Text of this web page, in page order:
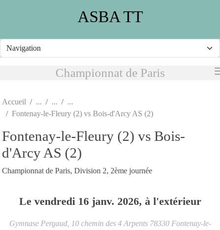
ASBA TT
Championnat de Paris
Accueil
Fontenay-le-Fleury (2) vs Bois-d'Arcy AS (2)
Fontenay-le-Fleury (2) vs Bois-
d'Arcy AS (2)
Championnat de Paris, Division 2, 2ème journée
Le vendredi 16 janv. 2026, à l'extérieur
Gymnase Pergaud, 10 chemin des 4 Arpents 78330 Fontenay-le-